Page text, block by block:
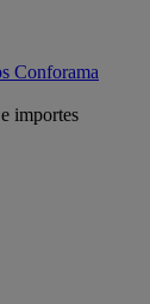
Conforama
importes